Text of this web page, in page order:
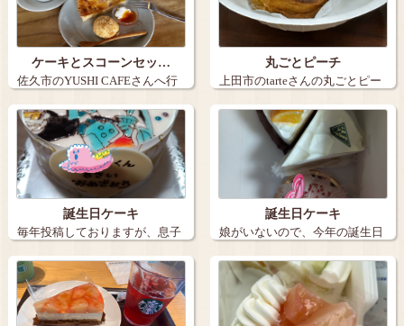
ケーキとスコーンセッ…
佐久市のYUSHI CAFEさんへ行
きま…
丸ごとピーチ
上田市のtarteさんの丸ごとピー
チ。９…
誕生日ケーキ
毎年投稿しておりますが、息子
の誕生日ケー…
誕生日ケーキ
娘がいないので、今年の誕生日
ケーキは３個…